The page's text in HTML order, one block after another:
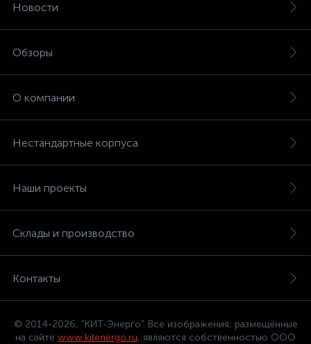
Новости
Обзоры
О компании
Нестандартные корпуса
Наши проекты
Склады и производство
Контакты
© 2014-2026, "КИТ-Энерго". Все изображения, размещённые
на сайте www.kitenergo.ru, являются собственностью ООО